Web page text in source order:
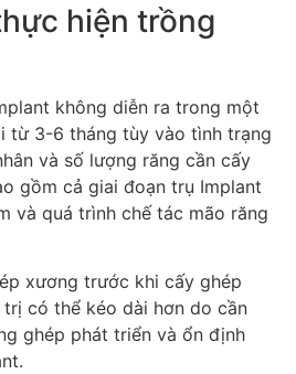
hiện trồng
không diễn ra trong một
từ 3-6 tháng tùy vào tình trạng
và số lượng răng cần cấy
gồm cả giai đoạn trụ Implant
và quá trình chế tác mão răng
xương trước khi cấy ghép
có thể kéo dài hơn do cần
ghép phát triển và ổn định